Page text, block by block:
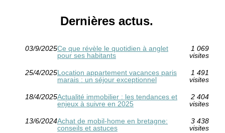
Dernières actus.
03/9/2025Ce que révèle le quotidien à anglet
pour ses habitants
1 069
visites
25/4/2025Location appartement vacances paris
marais : un séjour exceptionnel
1 491
visites
18/4/2025Actualité immobilier : les tendances et
enjeux à suivre en 2025
2 404
visites
13/6/2024Achat de mobil-home en bretagne:
conseils et astuces
3 438
visites